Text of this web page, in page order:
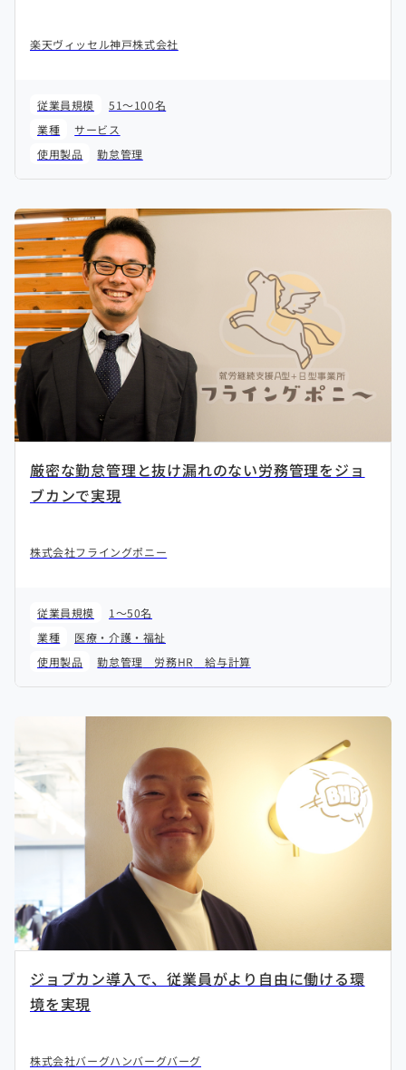
楽天ヴィッセル神戸株式会社
従業員規模
51～100名
業種
サービス
使用製品
勤怠管理
厳密な勤怠管理と抜け漏れのない労務管理をジョ
ブカンで実現
株式会社フライングポニー
従業員規模
1～50名
業種
医療・介護・福祉
使用製品
勤怠管理 労務HR 給与計算
ジョブカン導入で、従業員がより自由に働ける環
境を実現
株式会社バーグハンバーグバーグ